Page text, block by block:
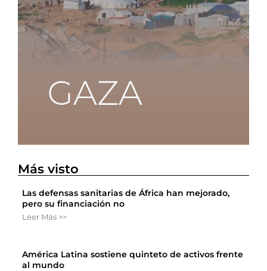
Más visto
Las defensas sanitarias de África han mejorado,
pero su financiación no
Leer Más >>
América Latina sostiene quinteto de activos frente
al mundo